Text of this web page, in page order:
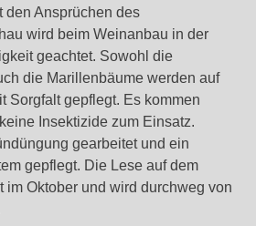
den Ansprüchen des
wird beim Weinanbau in der
geachtet. Sowohl die
die Marillenbäume werden auf
Sorgfalt gepflegt. Es kommen
Insektizide zum Einsatz.
gearbeitet und ein
gepflegt. Die Lese auf dem
im Oktober und wird durchweg von